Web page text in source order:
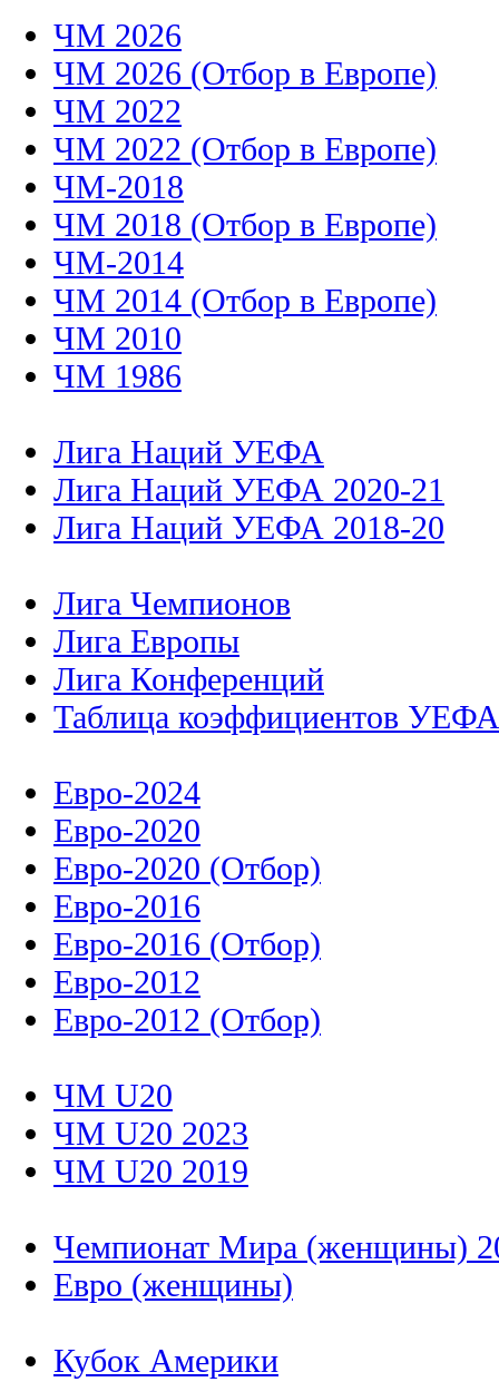
ЧМ 2026
ЧМ 2026 (Отбор в Европе)
ЧМ 2022
ЧМ 2022 (Отбор в Европе)
ЧМ-2018
ЧМ 2018 (Отбор в Европе)
ЧМ-2014
ЧМ 2014 (Отбор в Европе)
ЧМ 2010
ЧМ 1986
Лига Наций УЕФА
Лига Наций УЕФА 2020-21
Лига Наций УЕФА 2018-20
Лига Чемпионов
Лига Европы
Лига Конференций
Таблица коэффициентов УЕФА
Евро-2024
Евро-2020
Евро-2020 (Отбор)
Евро-2016
Евро-2016 (Отбор)
Евро-2012
Евро-2012 (Отбор)
ЧМ U20
ЧМ U20 2023
ЧМ U20 2019
Чемпионат Мира (женщины)
Евро (женщины)
Кубок Америки